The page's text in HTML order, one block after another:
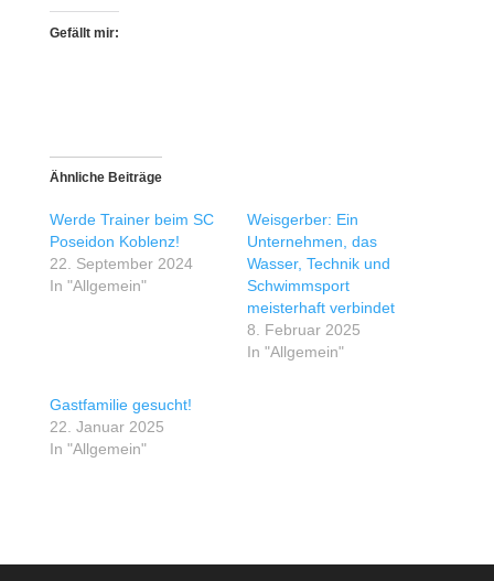
Gefällt mir:
Ähnliche Beiträge
Werde Trainer beim SC
Poseidon Koblenz!
22. September 2024
In "Allgemein"
Weisgerber: Ein
Unternehmen, das
Wasser, Technik und
Schwimmsport
meisterhaft verbindet
8. Februar 2025
In "Allgemein"
Gastfamilie gesucht!
22. Januar 2025
In "Allgemein"